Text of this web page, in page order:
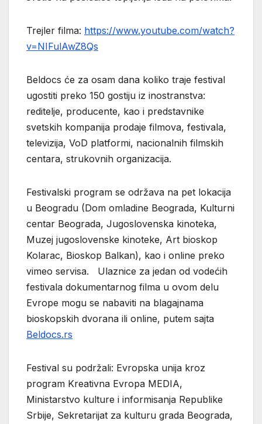
Trejler filma: https://www.youtube.com/watch?
v=NIFulAwZ8Qs
Beldocs će za osam dana koliko traje festival
ugostiti preko 150 gostiju iz inostranstva:
reditelje, producente, kao i predstavnike
svetskih kompanija prodaje filmova, festivala,
televizija, VoD platformi, nacionalnih filmskih
centara, strukovnih organizacija.
Festivalski program se održava na pet lokacija
u Beogradu (Dom omladine Beograda, Kulturni
centar Beograda, Jugoslovenska kinoteka,
Muzej jugoslovenske kinoteke, Art bioskop
Kolarac, Bioskop Balkan), kao i online preko
vimeo servisa. Ulaznice za jedan od vodećih
festivala dokumentarnog filma u ovom delu
Evrope mogu se nabaviti na blagajnama
bioskopskih dvorana ili online, putem sajta
Beldocs.rs
Festival su podržali: Evropska unija kroz
program Kreativna Evropa MEDIA,
Ministarstvo kulture i informisanja Republike
Srbije, Sekretarijat za kulturu grada Beograda,